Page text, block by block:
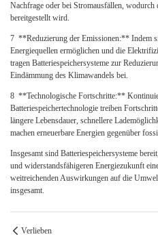
Nachfrage oder bei Stromausfällen,
bereitgestellt wird.
7 **Reduzierung der Emissionen:** Indem
Energiequellen ermöglichen und die
tragen Batteriespeichersysteme zur
Eindämmung des Klimawandels bei.
8 **Technologische Fortschritte:**
Batteriespeichertechnologie treiben
längere Lebensdauer, schnellere
machen erneuerbare Energien gegenüber
Insgesamt sind Batteriespeichersysteme
und widerstandsfähigeren Energiezukunft
weitreichenden Auswirkungen auf die
insgesamt.
Verlieben